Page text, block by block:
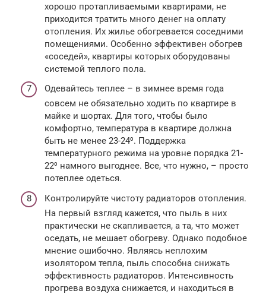
хорошо протапливаемыми квартирами, не
приходится тратить много денег на оплату
отопления. Их жилье обогревается соседними
помещениями. Особенно эффективен обогрев
«соседей», квартиры которых оборудованы
системой теплого пола.
Одевайтесь теплее – в зимнее время года
совсем не обязательно ходить по квартире в
майке и шортах. Для того, чтобы было
комфортно, температура в квартире должна
быть не менее 23-24⁰. Поддержка
температурного режима на уровне порядка 21-
22⁰ намного выгоднее. Все, что нужно, – просто
потеплее одеться.
Контролируйте чистоту радиаторов отопления.
На первый взгляд кажется, что пыль в них
практически не скапливается, а та, что может
оседать, не мешает обогреву. Однако подобное
мнение ошибочно. Являясь неплохим
изолятором тепла, пыль способна снижать
эффективность радиаторов. Интенсивность
прогрева воздуха снижается, и находиться в